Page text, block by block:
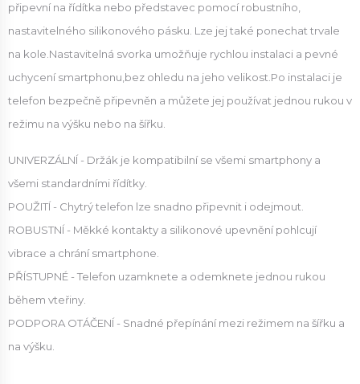
připevní na řídítka nebo představec pomocí robustního,
nastavitelného silikonového pásku. Lze jej také ponechat trvale
na kole.Nastavitelná svorka umožňuje rychlou instalaci a pevné
uchycení smartphonu,bez ohledu na jeho velikost.Po instalaci je
telefon bezpečně připevněn a můžete jej používat jednou rukou v
režimu na výšku nebo na šířku.
UNIVERZÁLNÍ - Držák je kompatibilní se všemi smartphony a
všemi standardními řídítky.
POUŽITÍ - Chytrý telefon lze snadno připevnit i odejmout.
ROBUSTNÍ - Měkké kontakty a silikonové upevnění pohlcují
vibrace a chrání smartphone.
PŘÍSTUPNÉ - Telefon uzamknete a odemknete jednou rukou
během vteřiny.
PODPORA OTÁČENÍ - Snadné přepínání mezi režimem na šířku a
na výšku.